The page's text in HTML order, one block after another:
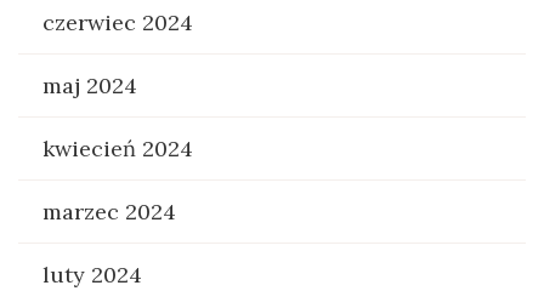
czerwiec 2024
maj 2024
kwiecień 2024
marzec 2024
luty 2024